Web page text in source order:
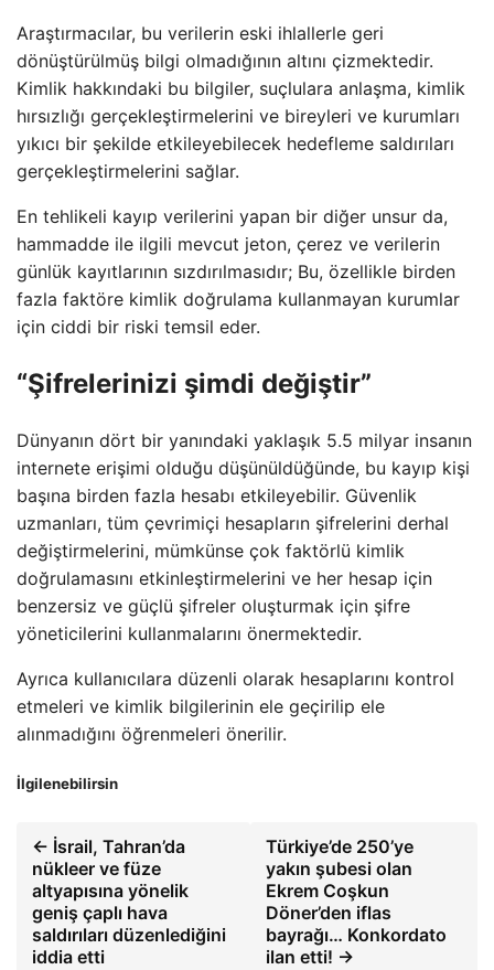
Araştırmacılar, bu verilerin eski ihlallerle geri
dönüştürülmüş bilgi olmadığının altını çizmektedir.
Kimlik hakkındaki bu bilgiler, suçlulara anlaşma, kimlik
hırsızlığı gerçekleştirmelerini ve bireyleri ve kurumları
yıkıcı bir şekilde etkileyebilecek hedefleme saldırıları
gerçekleştirmelerini sağlar.
En tehlikeli kayıp verilerini yapan bir diğer unsur da,
hammadde ile ilgili mevcut jeton, çerez ve verilerin
günlük kayıtlarının sızdırılmasıdır; Bu, özellikle birden
fazla faktöre kimlik doğrulama kullanmayan kurumlar
için ciddi bir riski temsil eder.
“Şifrelerinizi şimdi değiştir”
Dünyanın dört bir yanındaki yaklaşık 5.5 milyar insanın
internete erişimi olduğu düşünüldüğünde, bu kayıp kişi
başına birden fazla hesabı etkileyebilir. Güvenlik
uzmanları, tüm çevrimiçi hesapların şifrelerini derhal
değiştirmelerini, mümkünse çok faktörlü kimlik
doğrulamasını etkinleştirmelerini ve her hesap için
benzersiz ve güçlü şifreler oluşturmak için şifre
yöneticilerini kullanmalarını önermektedir.
Ayrıca kullanıcılara düzenli olarak hesaplarını kontrol
etmeleri ve kimlik bilgilerinin ele geçirilip ele
alınmadığını öğrenmeleri önerilir.
İlgilenebilirsin
← İsrail, Tahran’da
nükleer ve füze
altyapısına yönelik
geniş çaplı hava
saldırıları düzenlediğini
iddia etti
Türkiye’de 250’ye
yakın şubesi olan
Ekrem Coşkun
Döner’den iflas
bayrağı… Konkordato
ilan etti! →